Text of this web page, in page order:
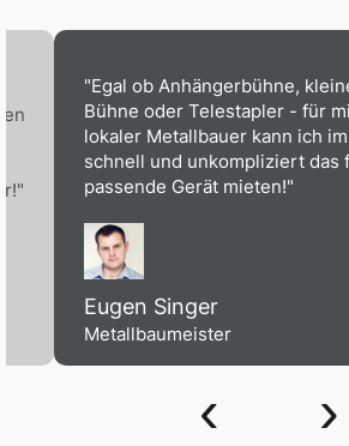
"Egal ob Anhängerbühne,
Bühne oder Telestapler - für
lokaler Metallbauer kann ich
schnell und unkompliziert das
passende Gerät mieten!"
Eugen Singer
Metallbaumeister
‹ ›